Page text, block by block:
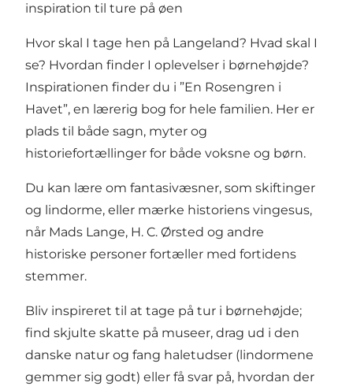
inspiration til ture på øen
Hvor skal I tage hen på Langeland? Hvad skal I
se? Hvordan finder I oplevelser i børnehøjde?
Inspirationen finder du i ”En Rosengren i
Havet”, en lærerig bog for hele familien. Her er
plads til både sagn, myter og
historiefortællinger for både voksne og børn.
Du kan lære om fantasivæsner, som skiftinger
og lindorme, eller mærke historiens vingesus,
når Mads Lange, H. C. Ørsted og andre
historiske personer fortæller med fortidens
stemmer.
Bliv inspireret til at tage på tur i børnehøjde;
find skjulte skatte på museer, drag ud i den
danske natur og fang haletudser (lindormene
gemmer sig godt) eller få svar på, hvordan der